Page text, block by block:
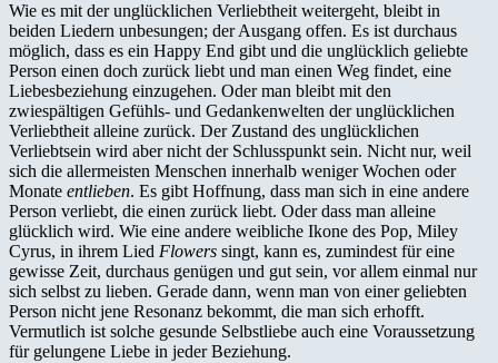
Wie es mit der unglücklichen Verliebtheit weitergeht, bleibt in
beiden Liedern unbesungen; der Ausgang offen. Es ist durchaus
möglich, dass es ein Happy End gibt und die unglücklich geliebte
Person einen doch zurück liebt und man einen Weg findet, eine
Liebesbeziehung einzugehen. Oder man bleibt mit den
zwiespältigen Gefühls- und Gedankenwelten der unglücklichen
Verliebtheit alleine zurück. Der Zustand des unglücklichen
Verliebtsein wird aber nicht der Schlusspunkt sein. Nicht nur, weil
sich die allermeisten Menschen innerhalb weniger Wochen oder
Monate entlieben. Es gibt Hoffnung, dass man sich in eine andere
Person verliebt, die einen zurück liebt. Oder dass man alleine
glücklich wird. Wie eine andere weibliche Ikone des Pop, Miley
Cyrus, in ihrem Lied Flowers singt, kann es, zumindest für eine
gewisse Zeit, durchaus genügen und gut sein, vor allem einmal nur
sich selbst zu lieben. Gerade dann, wenn man von einer geliebten
Person nicht jene Resonanz bekommt, die man sich erhofft.
Vermutlich ist solche gesunde Selbstliebe auch eine Voraussetzung
für gelungene Liebe in jeder Beziehung.